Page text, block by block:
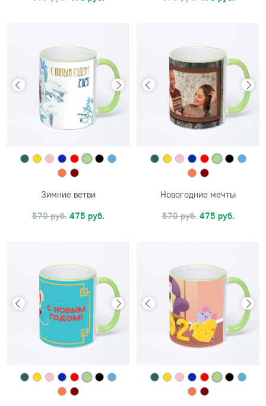
Зимние ветви
570 руб. 475 руб.
Новогодние мечты
570 руб. 475 руб.